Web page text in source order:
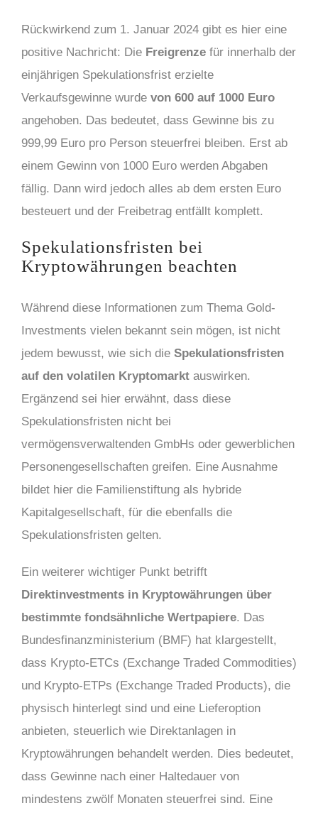
Rückwirkend zum 1. Januar 2024 gibt es hier eine
positive Nachricht: Die Freigrenze für innerhalb der
einjährigen Spekulationsfrist erzielte
Verkaufsgewinne wurde von 600 auf 1000 Euro
angehoben. Das bedeutet, dass Gewinne bis zu
999,99 Euro pro Person steuerfrei bleiben. Erst ab
einem Gewinn von 1000 Euro werden Abgaben
fällig. Dann wird jedoch alles ab dem ersten Euro
besteuert und der Freibetrag entfällt komplett.
Spekulationsfristen bei
Kryptowährungen beachten
Während diese Informationen zum Thema Gold-
Investments vielen bekannt sein mögen, ist nicht
jedem bewusst, wie sich die Spekulationsfristen
auf den volatilen Kryptomarkt auswirken.
Ergänzend sei hier erwähnt, dass diese
Spekulationsfristen nicht bei
vermögensverwaltenden GmbHs oder gewerblichen
Personengesellschaften greifen. Eine Ausnahme
bildet hier die Familienstiftung als hybride
Kapitalgesellschaft, für die ebenfalls die
Spekulationsfristen gelten.
Ein weiterer wichtiger Punkt betrifft
Direktinvestments in Kryptowährungen über
bestimmte fondsähnliche Wertpapiere. Das
Bundesfinanzministerium (BMF) hat klargestellt,
dass Krypto-ETCs (Exchange Traded Commodities)
und Krypto-ETPs (Exchange Traded Products), die
physisch hinterlegt sind und eine Lieferoption
anbieten, steuerlich wie Direktanlagen in
Kryptowährungen behandelt werden. Dies bedeutet,
dass Gewinne nach einer Haltedauer von
mindestens zwölf Monaten steuerfrei sind. Eine